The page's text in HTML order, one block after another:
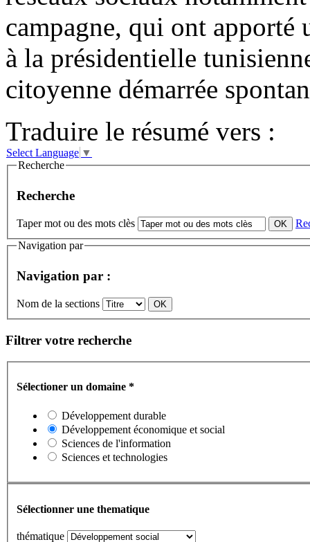
campagne, qui ont apporté
à la présidentielle
citoyenne démarrée
Traduire le résumé vers :
Select Language ▼
Recherche
Recherche
Taper mot ou des mots clès
Navigation par
Navigation par :
Nom de la sections
Filtrer votre recherche
Sélectioner un domaine *
Développement durable
Développement économique et social
Sciences de l'information
Sciences et technologies
Sélectionner une thematique
thématique